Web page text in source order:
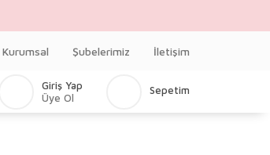
Kurumsal Şubelerimiz İletişim
Giriş Yap
Üye Ol
Sepetim